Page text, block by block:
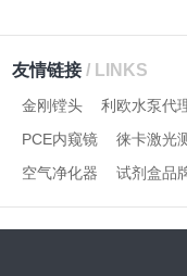
友情链接/ LINKS
金刚镗头 利欧水泵代
PCE内窥镜
徕卡激光
空气净化器
试剂盒品